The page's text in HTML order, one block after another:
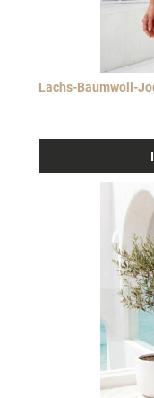
Lachs-Baumwoll-